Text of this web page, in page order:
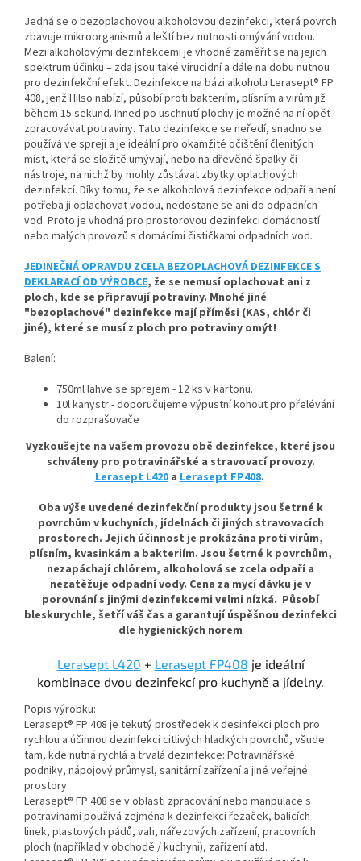
Jedná se o bezoplachovou alkoholovou dezinfekci, která povrch
zbavuje mikroorganismů a leští bez nutnosti omývání vodou.
Mezi alkoholovými dezinfekcemi je vhodné zaměřit se na jejich
spektrum účinku – zda jsou také virucidní a dále na dobu nutnou
pro dezinfekční efekt. Dezinfekce na bázi alkoholu Lerasept® FP
408, jenž Hilso nabízí, působí proti bakteriím, plísním a virům již
během 15 sekund. Ihned po uschnutí plochy je možné na ní opět
zpracovávat potraviny. Tato dezinfekce se neředí, snadno se
používá ve spreji a je ideální pro okamžité očištění členitých
míst, která se složitě umývají, nebo na dřevěné špalky či
nástroje, na nichž by mohly zůstávat zbytky oplachových
dezinfekcí. Díky tomu, že se alkoholová dezinfekce odpaří a není
potřeba ji oplachovat vodou, nedostane se ani do odpadních
vod. Proto je vhodná pro prostorovou dezinfekci domácností
nebo malých provozů s domácími čističkami odpadních vod.
JEDINEČNÁ OPRAVDU ZCELA BEZOPLACHOVÁ DEZINFEKCE S
DEKLARACÍ OD VÝROBCE, že se nemusí oplachovat ani z
ploch, kde se připravují potraviny. Mnohé jiné
"bezoplachové" dezinfekce mají příměsi (KAS, chlór či
jiné), které se musí z ploch pro potraviny omýt!
Balení:
750ml lahve se sprejem - 12 ks v kartonu.
10l kanystr - doporučujeme výpustní kohout pro přelévání
do rozprašovače
Vyzkoušejte na vašem provozu obě dezinfekce, které jsou
schváleny pro potravinářské a stravovací provozy.
Lerasept L420a Lerasept FP408.
Oba výše uvedené dezinfekční produkty jsou šetrné k
povrchům v kuchyních, jídelnách či jiných stravovacích
prostorech. Jejich účinnost je prokázána proti virům,
plísním, kvasinkám a bakteriím. Jsou šetrné k povrchům,
nezapáchají chlórem, alkoholová se zcela odpaří a
nezatěžuje odpadní vody. Cena za mycí dávku je v
porovnání s jinými dezinfekcemi velmi nízká. Působí
bleskurychle, šetří váš čas a garantují úspěšnou dezinfekci
dle hygienických norem
Lerasept L420 + Lerasept FP408 je ideální
kombinace dvou dezinfekcí pro kuchyně a jídelny.
Popis výrobku:
Lerasept® FP 408 je tekutý prostředek k desinfekci ploch pro
rychlou a účinnou dezinfekci citlivých hladkých povrchů, všude
tam, kde nutná rychlá a trvalá dezinfekce: Potravinářské
podniky, nápojový průmysl, sanitární zařízení a jiné veřejné
prostory.
Lerasept® FP 408 se v oblasti zpracování nebo manpulace s
potravinami používá zejména k dezinfekci řezaček, balicích
linek, plastových pádů, vah, nářezových zařízení, pracovních
ploch (například v obchodě / kuchyni), zařízení atd.